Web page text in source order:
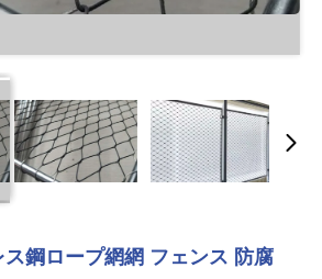
鋼ロープ網網 フェンス 防腐